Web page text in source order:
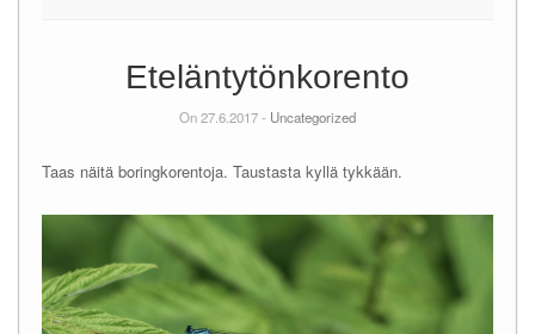
Eteläntytönkorento
On 27.6.2017 - Uncategorized
Taas näitä boringkorentoja. Taustasta kyllä tykkään.